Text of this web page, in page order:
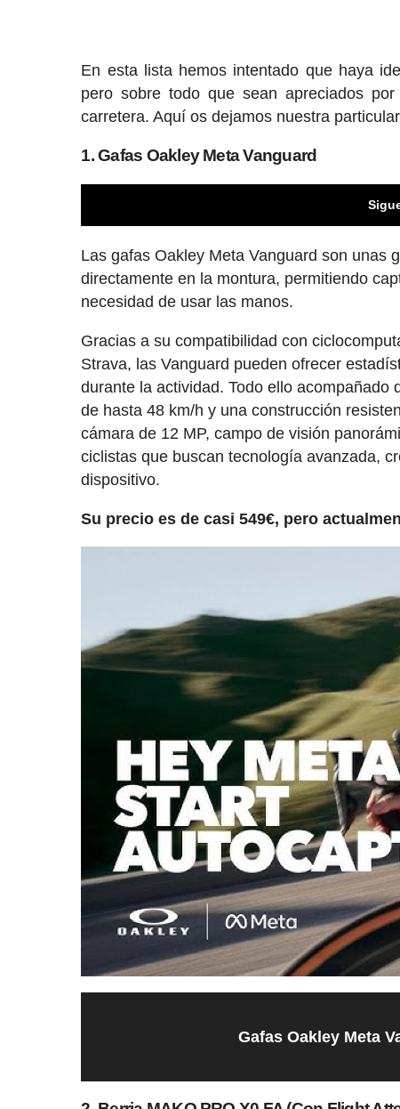
En esta lista hemos intentado que haya
pero sobre todo que sean apreciados
carretera. Aquí os dejamos nuestra
1. Gafas Oakley Meta Vanguard
Las gafas Oakley Meta Vanguard son unas
directamente en la montura, permitiendo
necesidad de usar las manos.
Gracias a su compatibilidad con
Strava, las Vanguard pueden ofrecer
durante la actividad. Todo ello
de hasta 48 km/h y una construcción
cámara de 12 MP, campo de visión
ciclistas que buscan tecnología avanzada,
dispositivo.
Su precio es de casi 549€, pero
Gafas Oakley Meta